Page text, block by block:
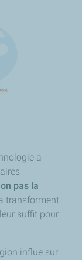
a
pas la
transforment
suffit pour
influe sur